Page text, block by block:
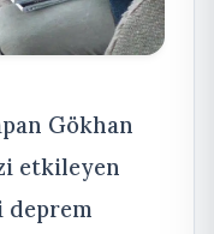
Gökhan
etkileyen
deprem